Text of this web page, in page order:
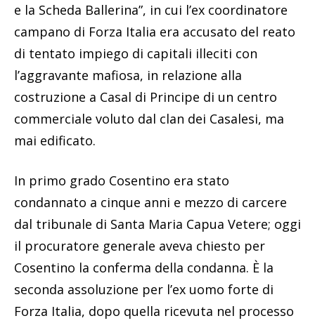
e la Scheda Ballerina”, in cui l’ex coordinatore
campano di Forza Italia era accusato del reato
di tentato impiego di capitali illeciti con
l’aggravante mafiosa, in relazione alla
costruzione a Casal di Principe di un centro
commerciale voluto dal clan dei Casalesi, ma
mai edificato.
In primo grado Cosentino era stato
condannato a cinque anni e mezzo di carcere
dal tribunale di Santa Maria Capua Vetere; oggi
il procuratore generale aveva chiesto per
Cosentino la conferma della condanna. È la
seconda assoluzione per l’ex uomo forte di
Forza Italia, dopo quella ricevuta nel processo